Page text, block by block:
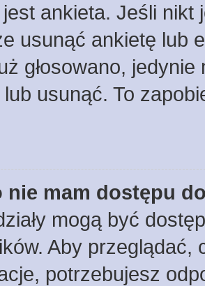
ankieta. Jeśli nikt
usunąć ankietę lub
głosowano,
usunąć. To
nie mam dostępu
mogą być
Aby
potrzebujesz